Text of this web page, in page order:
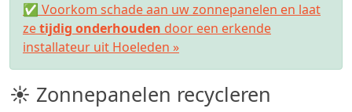
✅ Voorkom schade aan uw zonnepanelen en laat
zetijdig onderhouden door een erkende
installateur uit Hoeleden »
☀ Zonnepanelen recycleren